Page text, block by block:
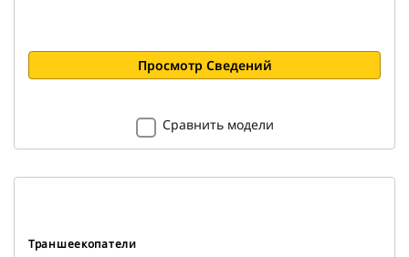
Просмотр Сведений
Сравнить модели
Траншеекопатели